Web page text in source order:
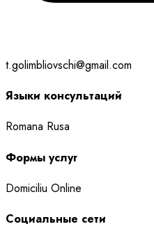
t.golimbliovschi@gmail.com
Языки консультаций
Romana Rusa
Формы услуг
Domiciliu Online
Социальные сети